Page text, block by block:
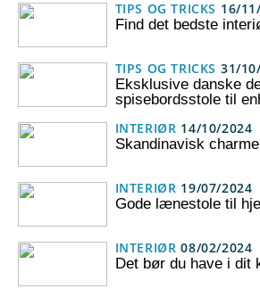
TIPS OG TRICKS 16/
Find det bedste
TIPS OG TRICKS 31/
Eksklusive danske
spisebordsstole til
INTERIØR 14/10/2024
Skandinavisk
INTERIØR 19/07/2024
Gode lænestole til
INTERIØR 08/02/2024
Det bør du have i dit